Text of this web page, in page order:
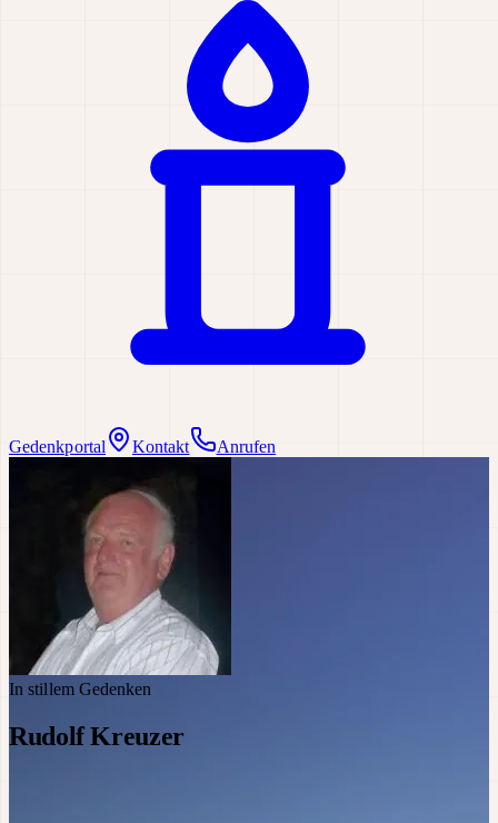
Gedenkportal Kontakt Anrufen
In stillem Gedenken
Rudolf Kreuzer